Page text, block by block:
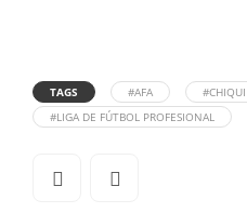
TAGS #AFA
#LIGA DE FÚTBOL PROFESIONAL